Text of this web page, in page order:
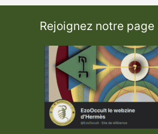
Rejoignez notre